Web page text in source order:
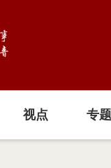
视点 专题